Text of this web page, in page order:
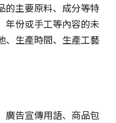
的主要原料、成分等特
年份或手工等內容的未
、生產時間、生產工藝
廣告宣傳用語、商品包